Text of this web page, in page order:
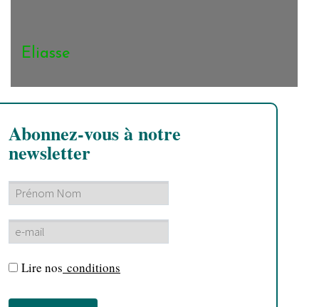
Eliasse
Abonnez-vous à notre
newsletter
Lire nos conditions